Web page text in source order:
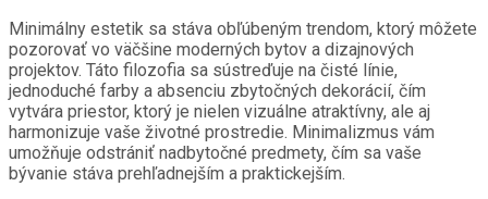
Minimálny estetik sa stáva obľúbeným trendom, ktorý môžete
pozorovať vo väčšine moderných bytov a dizajnových
projektov. Táto filozofia sa sústreďuje na čisté línie,
jednoduché farby a absenciu zbytočných dekorácií, čím
vytvára priestor, ktorý je nielen vizuálne atraktívny, ale aj
harmonizuje vaše životné prostredie. Minimalizmus vám
umožňuje odstrániť nadbytočné predmety, čím sa vaše
bývanie stáva prehľadnejším a praktickejším.